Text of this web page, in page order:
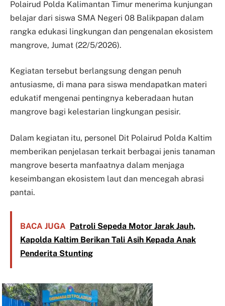
Polairud Polda Kalimantan Timur menerima kunjungan
belajar dari siswa SMA Negeri 08 Balikpapan dalam
rangka edukasi lingkungan dan pengenalan ekosistem
mangrove, Jumat (22/5/2026).
Kegiatan tersebut berlangsung dengan penuh
antusiasme, di mana para siswa mendapatkan materi
edukatif mengenai pentingnya keberadaan hutan
mangrove bagi kelestarian lingkungan pesisir.
Dalam kegiatan itu, personel Dit Polairud Polda Kaltim
memberikan penjelasan terkait berbagai jenis tanaman
mangrove beserta manfaatnya dalam menjaga
keseimbangan ekosistem laut dan mencegah abrasi
pantai.
BACA JUGA Patroli Sepeda Motor Jarak Jauh,
Kapolda Kaltim Berikan Tali Asih Kepada Anak
Penderita Stunting